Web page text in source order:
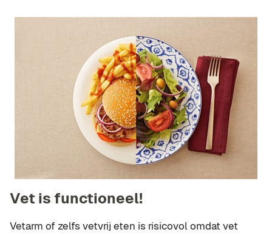
Vet is functioneel!
Vetarm of zelfs vetvrij eten is risicovol omdat vet